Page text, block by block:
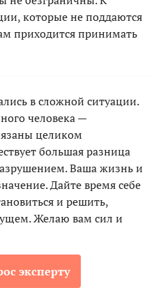
которые не поддаются
приходится принимать
в сложной ситуации.
человека —
целиком
большая разница
Ваша жизнь и
Дайте время себе
и решить,
Желаю вам сил и
эксперту